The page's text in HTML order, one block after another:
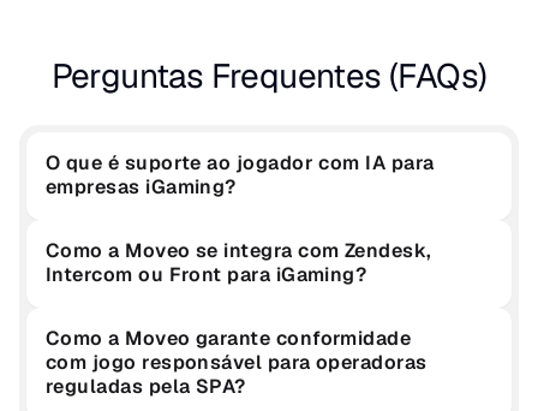
Perguntas Frequentes (FAQs)
O que é suporte ao jogador com IA para
empresas iGaming?
Como a Moveo se integra com Zendesk,
Intercom ou Front para iGaming?
Como a Moveo garante conformidade
com jogo responsável para operadoras
reguladas pela SPA?